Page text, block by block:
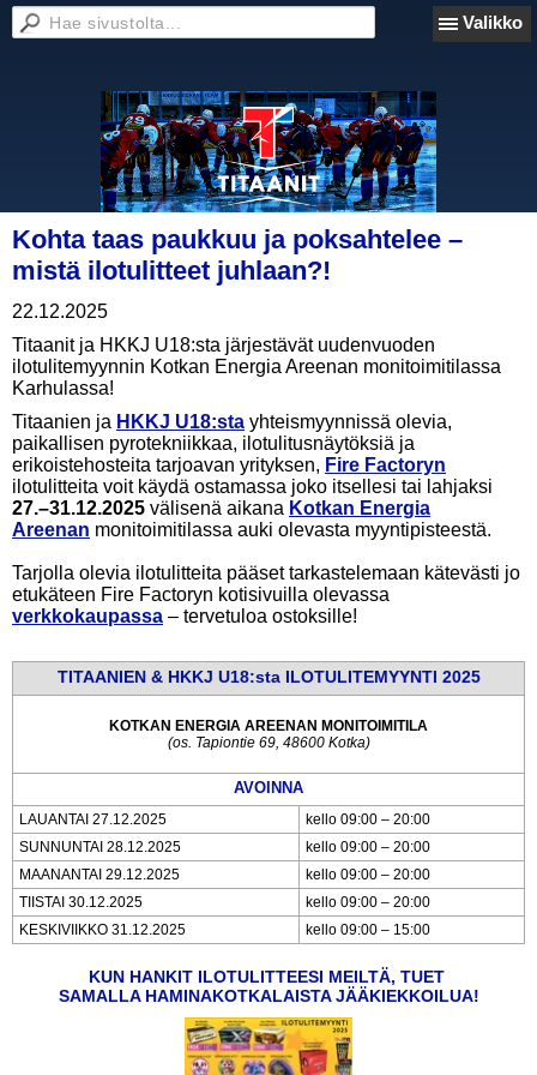
Valikko
Kohta taas paukkuu ja poksahtelee –
mistä ilotulitteet juhlaan?!
22.12.2025
Titaanit ja HKKJ U18:sta järjestävät uudenvuoden
ilotulitemyynnin Kotkan Energia Areenan monitoimitilassa
Karhulassa!
Titaanien ja HKKJ U18:sta yhteismyynnissä olevia,
paikallisen pyrotekniikkaa, ilotulitusnäytöksiä ja
erikoistehosteita tarjoavan yrityksen, Fire Factoryn
ilotulitteita voit käydä ostamassa joko itsellesi tai lahjaksi
27.–31.12.2025 välisenä aikana Kotkan Energia
Areenan monitoimitilassa auki olevasta myyntipisteestä.
Tarjolla olevia ilotulitteita pääset tarkastelemaan kätevästi jo
etukäteen Fire Factoryn kotisivuilla olevassa
verkkokaupassa – tervetuloa ostoksille!
TITAANIEN & HKKJ U18:sta ILOTULITEMYYNTI 2025
KOTKAN ENERGIA AREENAN MONITOIMITILA
(os. Tapiontie 69, 48600 Kotka)
AVOINNA
LAUANTAI 27.12.2025
kello 09:00 – 20:00
SUNNUNTAI 28.12.2025
kello 09:00 – 20:00
MAANANTAI 29.12.2025
kello 09:00 – 20:00
TIISTAI 30.12.2025
kello 09:00 – 20:00
KESKIVIIKKO 31.12.2025
kello 09:00 – 15:00
KUN HANKIT ILOTULITTEESI MEILTÄ, TUET
SAMALLA HAMINAKOTKALAISTA JÄÄKIEKKOILUA!